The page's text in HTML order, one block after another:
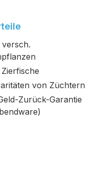
von Züchtern
Zurück-Garantie